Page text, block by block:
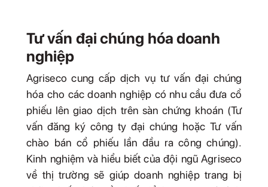
Tư vấn đại chúng hóa doanh
nghiệp
Agriseco cung cấp dịch vụ tư vấn đại chúng
hóa cho các doanh nghiệp có nhu cầu đưa cổ
phiếu lên giao dịch trên sàn chứng khoán (Tư
vấn đăng ký công ty đại chúng hoặc Tư vấn
chào bán cổ phiếu lần đầu ra công chúng).
Kinh nghiệm và hiểu biết của đội ngũ Agriseco
về thị trường sẽ giúp doanh nghiệp trang bị